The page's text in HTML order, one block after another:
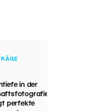
in der
perfekte